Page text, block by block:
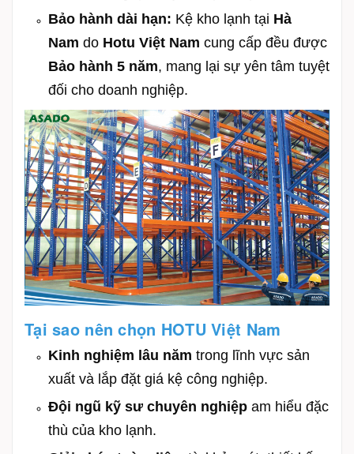
Bảo hành dài hạn: Kệ kho lạnh tại Hà
Nam do Hotu Việt Nam cung cấp đều được
Bảo hành 5 năm, mang lại sự yên tâm tuyệt
đối cho doanh nghiệp.
Tại sao nên chọn HOTU Việt Nam
Kinh nghiệm lâu năm trong lĩnh vực sản
xuất và lắp đặt giá kệ công nghiệp.
Đội ngũ kỹ sư chuyên nghiệp am hiểu đặc
thù của kho lạnh.